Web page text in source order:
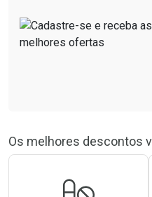
Os melhores descontos